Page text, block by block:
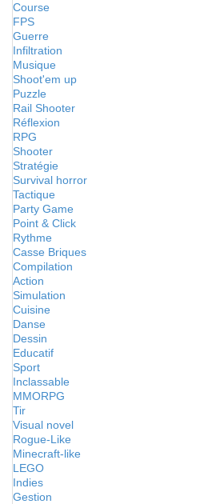
Course
FPS
Guerre
Infiltration
Musique
Shoot'em up
Puzzle
Rail Shooter
Réflexion
RPG
Shooter
Stratégie
Survival horror
Tactique
Party Game
Point & Click
Rythme
Casse Briques
Compilation
Action
Simulation
Cuisine
Danse
Dessin
Educatif
Sport
Inclassable
MMORPG
Tir
Visual novel
Rogue-Like
Minecraft-like
LEGO
Indies
Gestion